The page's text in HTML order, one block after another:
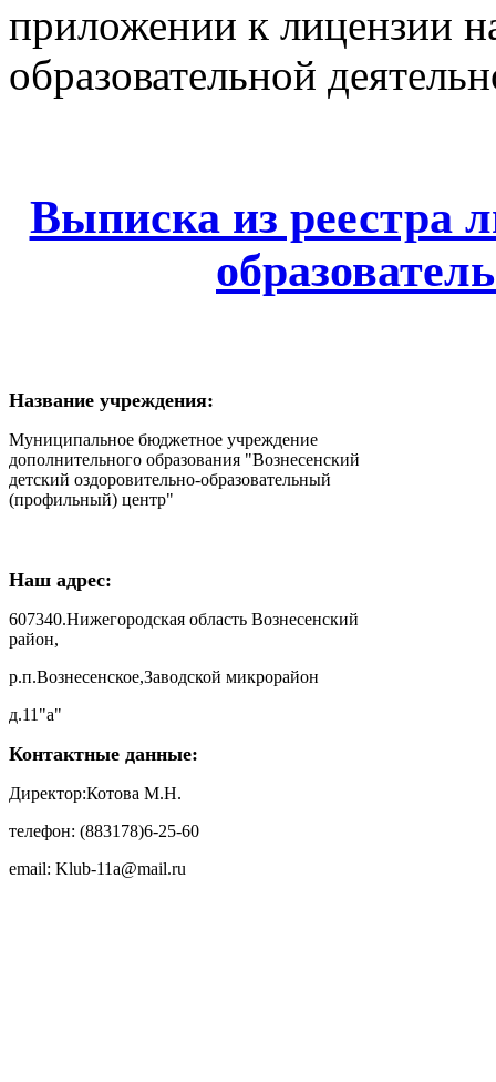
приложении к лицензии
образовательной
Выписка из реестра
Название учреждения:
Муниципальное бюджетное учреждение
дополнительного образования "Вознесенский
детский оздоровительно-образовательный
(профильный) центр"
Наш адрес:
607340.Нижегородская область Вознесенский
район,
р.п.Вознесенское,Заводской микрорайон
д.11"а"
Контактные данные:
Директор:Котова М.Н.
телефон: (883178)6-25-60
email: Klub-11a@mail.ru